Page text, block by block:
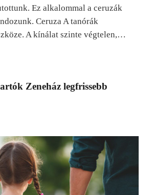
Ez alkalommal a ceruzák
Ceruza A tanórák
A kínálat szinte végtelen,…
Zeneház legfrissebb